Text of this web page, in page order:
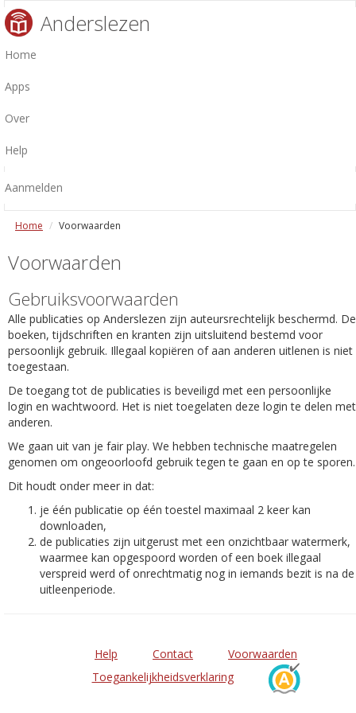
Anderslezen
Home
Apps
Over
Help
Aanmelden
Home Voorwaarden
Voorwaarden
Gebruiksvoorwaarden
Alle publicaties op Anderslezen zijn auteursrechtelijk beschermd. De
boeken, tijdschriften en kranten zijn uitsluitend bestemd voor
persoonlijk gebruik. Illegaal kopiëren of aan anderen uitlenen is niet
toegestaan.
De toegang tot de publicaties is beveiligd met een persoonlijke
login en wachtwoord. Het is niet toegelaten deze login te delen met
anderen.
We gaan uit van je fair play. We hebben technische maatregelen
genomen om ongeoorloofd gebruik tegen te gaan en op te sporen.
Dit houdt onder meer in dat:
je één publicatie op één toestel maximaal 2 keer kan
downloaden,
de publicaties zijn uitgerust met een onzichtbaar watermerk,
waarmee kan opgespoord worden of een boek illegaal
verspreid werd of onrechtmatig nog in iemands bezit is na de
uitleenperiode.
Help Contact
Voorwaarden
Toegankelijkheidsverklaring